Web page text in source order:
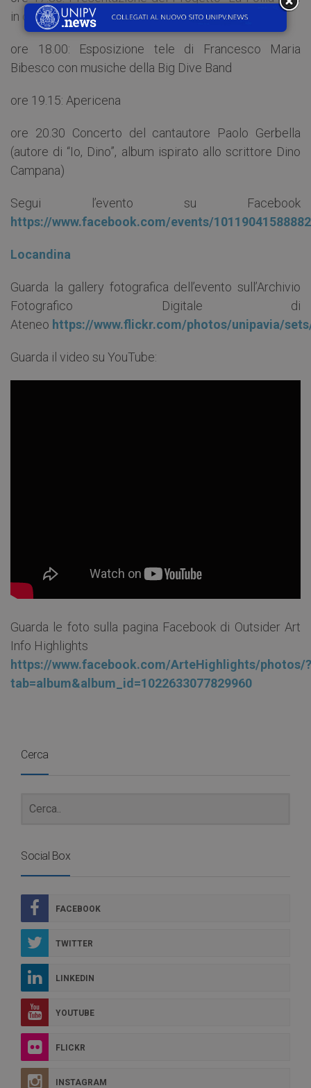
in cattedra”
ore 18.00: Esposizione tele di Francesco Maria
Bibesco con musiche della Big Dive Band
ore 19.15: Apericena
ore 20.30 Concerto del cantautore Paolo Gerbella
(autore di “Io, Dino”, album ispirato allo scrittore Dino
Campana)
Segui l’evento su Facebook
https://www.facebook.com/events/
Locandina
Guarda la gallery fotografica dell’evento sull’Archivio
Fotografico Digitale di
Ateneo https://www.flickr.com/photos/unipavia/
Guarda il video su YouTube:
Guarda le foto sulla pagina Facebook di Outsider Art
Info Highlights
https://www.facebook.com/ArteHighlights/photos/?
tab=album&album_id=1022633077829960
Cerca
Social Box
FACEBOOK
TWITTER
LINKEDIN
YOUTUBE
FLICKR
INSTAGRAM